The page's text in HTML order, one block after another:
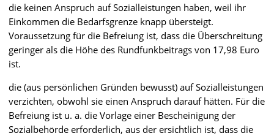
die keinen Anspruch auf Sozialleistungen haben, weil ihr
Einkommen die Bedarfsgrenze knapp übersteigt.
Voraussetzung für die Befreiung ist, dass die Überschreitung
geringer als die Höhe des Rundfunkbeitrags von 17,98 Euro
ist.
die (aus persönlichen Gründen bewusst) auf Sozialleistungen
verzichten, obwohl sie einen Anspruch darauf hätten. Für die
Befreiung ist u. a. die Vorlage einer Bescheinigung der
Sozialbehörde erforderlich, aus der ersichtlich ist, dass die